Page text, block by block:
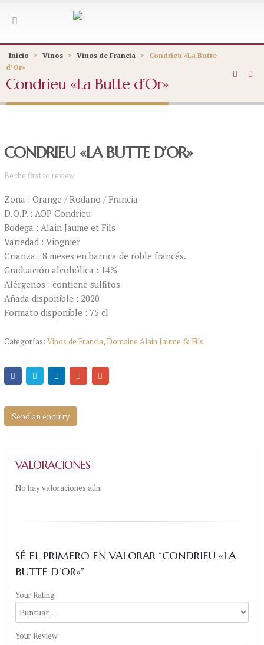
Inicio > Vinos > Vinos de Francia >
Condrieu «La Butte
d’Or»
Condrieu «La Butte d’Or»
CONDRIEU «LA BUTTE D’OR»
Be the first to review
Zona : Orange / Rodano / Francia
D.O.P. : AOP Condrieu
Bodega : Alain Jaume et Fils
Variedad : Viognier
Crianza : 8 meses en barrica de roble francés.
Graduación alcohólica : 14%
Alérgenos : contiene sulfitos
Añada disponible : 2020
Formato disponible : 75 cl
Categorías: Vinos de Francia,Domaine Alain Jaume & Fils
Send an enquiry
VALORACIONES
No hay valoraciones aún.
SÉ EL PRIMERO EN VALORAR “CONDRIEU «LA
BUTTE D’OR»”
Your Rating
Your Review